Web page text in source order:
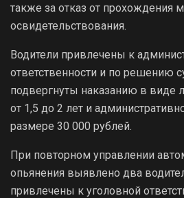
также за отказ от прохождения
освидетельствования.
Водители привлечены к
ответственности и по решению
подвергнуты наказанию в виде
от 1,5 до 2 лет и
размере 30 000 рублей.
При повторном управлении
опьянения выявлено два
привлечены к уголовной